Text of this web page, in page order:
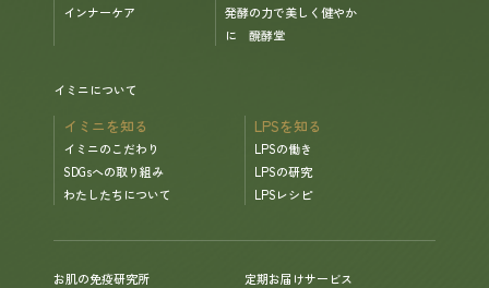
お問い合せ
メディア掲載
インナーケア
発酵の力で美しく健やか
に 醗酵堂
イミニについて
イミニを知る
イミニのこだわり
SDGsへの取り組み
わたしたちについて
LPSを知る
LPSの働き
LPSの研究
LPSレシピ
お肌の免疫研究所
定期お届けサービス